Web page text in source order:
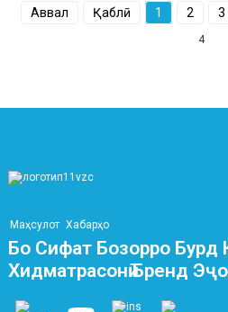
Аввал Қаблӣ 1 2 3
4
Маҳсулот Хабарҳо
Бо Сифат Бозорро Бурд
Хидматрасонӣ Бренд